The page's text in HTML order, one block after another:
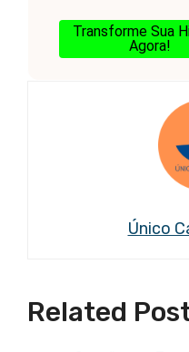
Transforme Sua
Agora!
Único
Related